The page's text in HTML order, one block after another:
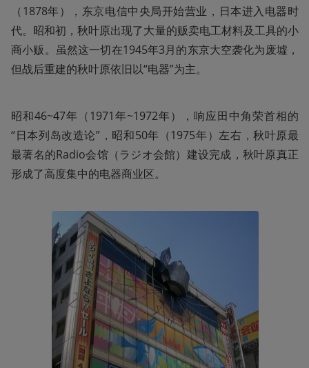
（1878年），东京电信中央局开始营业，日本进入电器时
代。昭和初，秋叶原出现了大量的贩卖电工材料及工具的小
商小贩。虽然这一切在1945年3月的东京大空袭化为废墟，
但战后重建的秋叶原依旧以“电器”为主。
昭和46~47年（1971年~1972年），响应田中角荣首相的
“日本列岛改造论”，昭和50年（1975年）左右，秋叶原最
最著名的Radio会馆（ラジオ会館）建设完成，秋叶原真正
形成了高度集中的电器商业区。